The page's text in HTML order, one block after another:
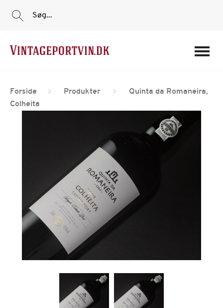
Tilbud
Film
Portvinshuse
Min Konto
Søg...
Forside Produkter
Quinta da Romaneira,
Colheita